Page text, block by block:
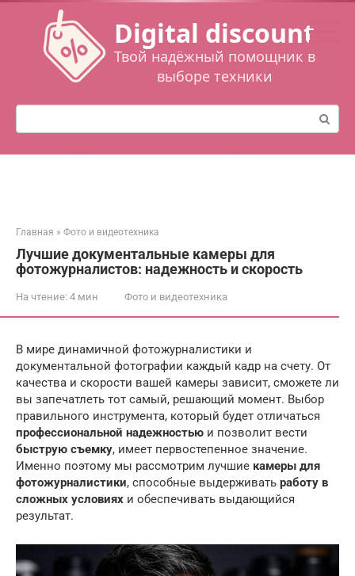
Перейти
контенту
Digital discount
Твой надёжный помощник в
выборе техники
Поиск:
Главная » Фото и видеотехника
Лучшие документальные камеры для
фотожурналистов: надежность и скорость
На чтение: 4 мин Фото и видеотехника
В мире динамичной фотожурналистики и
документальной фотографии каждый кадр на счету. От
качества и скорости вашей камеры зависит, сможете ли
вы запечатлеть тот самый, решающий момент. Выбор
правильного инструмента, который будет отличаться
профессиональной надежностью и позволит вести
быструю съемку, имеет первостепенное значение.
Именно поэтому мы рассмотрим лучшие камеры для
фотожурналистики, способные выдерживать работу в
сложных условиях и обеспечивать выдающийся
результат.